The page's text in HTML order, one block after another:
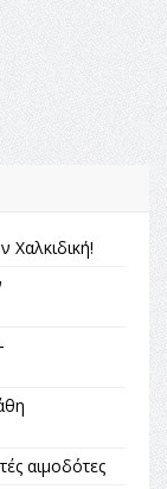
Χαλκιδική!
αιμοδότες